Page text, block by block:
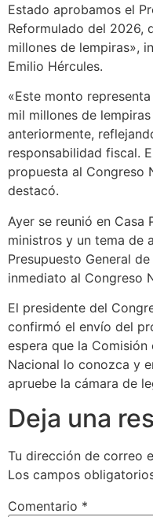
Estado aprobamos el
Reformulado del 2026,
millones de lempiras»,
Emilio Hércules.
«Este monto
mil millones de
anteriormente,
responsabilidad fiscal.
propuesta al Congreso
destacó.
Ayer se reunió en Casa
ministros y un tema de
Presupuesto General
inmediato al Congreso
El presidente del
confirmó el envío del
espera que la
Nacional lo conozca y
apruebe la cámara de
Deja una
Tu dirección de correo
Los campos
Comentario *